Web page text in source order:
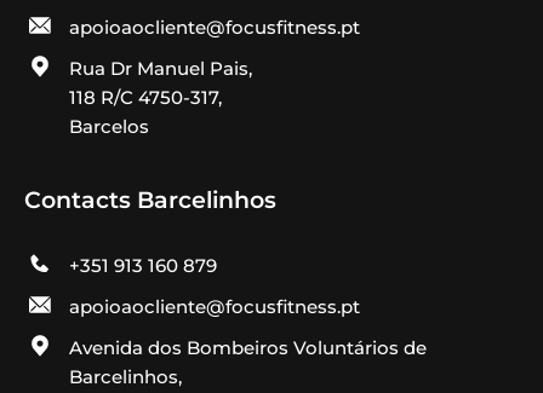
apoioaocliente@focusfitness.pt
Rua Dr Manuel Pais,
118 R/C 4750-317,
Barcelos
Contacts Barcelinhos
+351 913 160 879
apoioaocliente@focusfitness.pt
Avenida dos Bombeiros Voluntários de
Barcelinhos,